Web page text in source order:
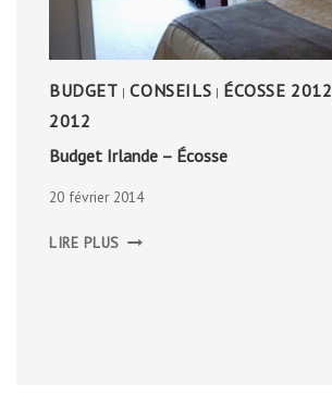
BUDGET |CONSEILS | ÉCOSSE 2012
2012
Budget Irlande – Écosse
20 février 2014
LIRE PLUS IRLANDE